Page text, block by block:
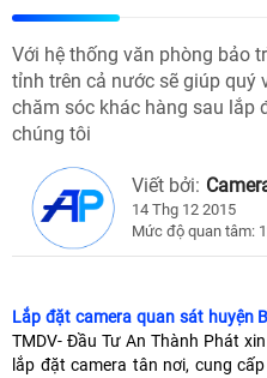
Với hệ thống văn phòng bảo
tỉnh trên cả nước sẽ giúp quý
chăm sóc khác hàng sau lắp
chúng tôi
Viết bởi:
14 Thg 12 2015
Mức độ quan tâm:
Lắp đặt camera quan sát huyện
TMDV- Đầu Tư An Thành Phát
lắp đặt camera tân nơi, cung